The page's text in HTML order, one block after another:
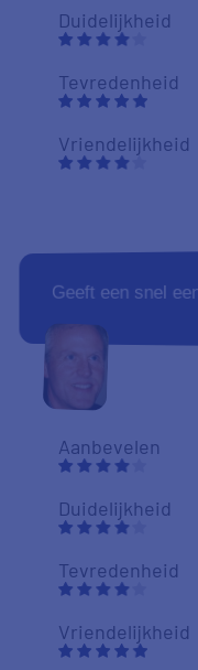
Duidelijkheid
Tevredenheid
Vriendelijkheid
Geeft een snel
Aanbevelen
Duidelijkheid
Tevredenheid
Vriendelijkheid